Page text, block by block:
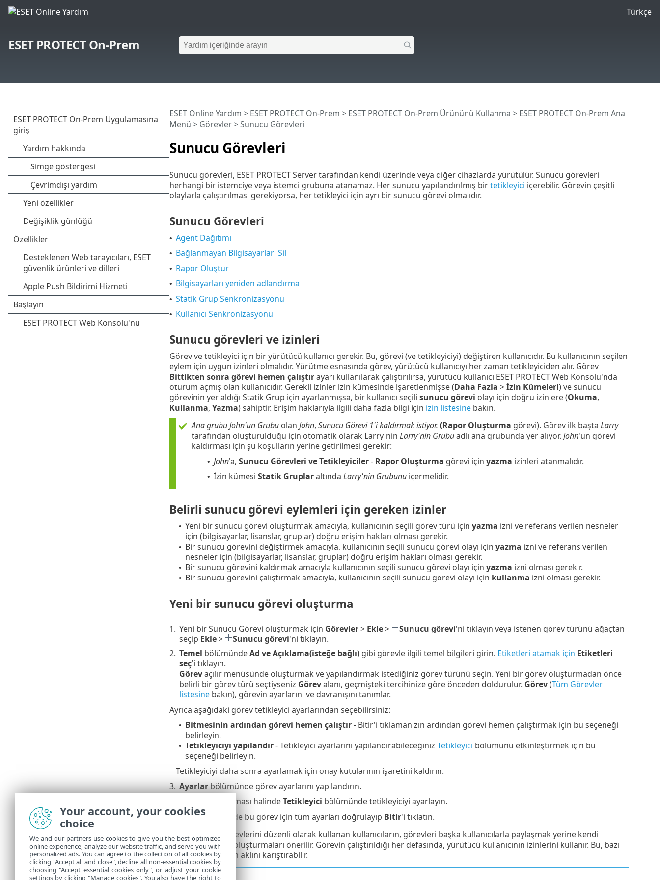
Türkçe
ESET PROTECT On-Prem
Sunucu Görevleri
ESET Online Yardım > ESET PROTECT On-Prem > ESET PROTECT On-Prem Ürününü Kullanma > ESET PROTECT On-Prem Ana
Menü > Görevler> Sunucu Görevleri
Sunucu görevleri, ESET PROTECT Server tarafından kendi üzerinde veya diğer cihazlarda yürütülür. Sunucu görevleri
herhangi bir istemciye veya istemci grubuna atanamaz. Her sunucu yapılandırılmış birtetikleyici içerebilir. Görevin çeşitli
olaylarla çalıştırılması gerekiyorsa, her tetikleyici için ayrı bir sunucu görevi olmalıdır.
Sunucu Görevleri
• Agent Dağıtımı
• Bağlanmayan Bilgisayarları Sil
• Rapor Oluştur
• Bilgisayarları yeniden adlandırma
• Statik Grup Senkronizasyonu
• Kullanıcı Senkronizasyonu
Sunucu görevleri ve izinleri
Görev ve tetikleyici için bir yürütücü kullanıcı gerekir. Bu, görevi (ve tetikleyiciyi) değiştiren kullanıcıdır. Bu kullanıcının seçilen
eylem için uygun izinleri olmalıdır. Yürütme esnasında görev, yürütücü kullanıcıyı her zaman tetikleyiciden alır. Görev
Bittikten sonra görevi hemen çalıştırayarı kullanılarak çalıştırılırsa, yürütücü kullanıcı ESET PROTECT Web Konsolu'nda
oturum açmış olan kullanıcıdır. Gerekli izinler izin kümesinde işaretlenmişse (Daha Fazla >İzin Kümeleri) ve sunucu
görevinin yer aldığı Statik Grup için ayarlanmışsa, bir kullanıcı seçili sunucu görevi olayı için doğru izinlere (Okuma,
Kullanma, Yazma) sahiptir. Erişim haklarıyla ilgili daha fazla bilgi için izin listesinebakın.
Ana grubu John'un Grubuolan John, Sunucu Görevi 1'i kaldırmak istiyor. (Rapor Oluşturma görevi). Görev ilk başta Larry
tarafından oluşturulduğu için otomatik olarak Larry'nin Larry'nin Grubuadlı ana grubunda yer alıyor. John'un görevi
kaldırması için şu koşulların yerine getirilmesi gerekir:
• John'a, Sunucu Görevleri ve Tetikleyiciler- Rapor Oluşturma görevi için yazma izinleri atanmalıdır.
• İzin kümesi Statik Gruplaraltında Larry'nin Grubunuiçermelidir.
Belirli sunucu görevi eylemleri için gereken izinler
• Yeni bir sunucu görevi oluşturmak amacıyla, kullanıcının seçili görev türü için yazma izni ve referans verilen nesneler
için (bilgisayarlar, lisanslar, gruplar) doğru erişim hakları olması gerekir.
• Bir sunucu görevini değiştirmek amacıyla, kullanıcının seçili sunucu görevi olayı için yazma izni ve referans verilen
nesneler için (bilgisayarlar, lisanslar, gruplar) doğru erişim hakları olması gerekir.
• Bir sunucu görevini kaldırmak amacıyla kullanıcının seçili sunucu görevi olayı için yazma izni olması gerekir.
• Bir sunucu görevini çalıştırmak amacıyla, kullanıcının seçili sunucu görevi olayı için kullanma izni olması gerekir.
Yeni bir sunucu görevi oluşturma
1. Yeni bir Sunucu Görevi oluşturmak için Görevler> Ekle> Sunucu görevi'ni tıklayın veya istenen görev türünü ağaçtan
seçip Ekle> Sunucu görevi'ni tıklayın.
2. Temel bölümündeAd ve Açıklama(isteğe bağlı)gibi görevle ilgili temel bilgileri girin. Etiketleri atamak için Etiketleri
seç'i tıklayın.
Görevaçılır menüsünde oluşturmak ve yapılandırmak istediğiniz görev türünü seçin. Yeni bir görev oluşturmadan önce
belirli bir görev türü seçtiyseniz Görevalanı, geçmişteki tercihinize göre önceden doldurulur. Görev(Tüm Görevler
listesinebakın), görevin ayarlarını ve davranışını tanımlar.
Ayrıca aşağıdaki görev tetikleyici ayarlarından seçebilirsiniz:
• Bitmesinin ardından görevi hemen çalıştır- Bitir'i tıklamanızın ardından görevi hemen çalıştırmak için bu seçeneği
belirleyin.
• Tetikleyiciyi yapılandır- Tetikleyici ayarlarını yapılandırabileceğiniz Tetikleyici bölümünü etkinleştirmek için bu
seçeneği belirleyin.
Tetikleyiciyi daha sonra ayarlamak için onay kutularının işaretini kaldırın.
3. Ayarlarbölümünde görev ayarlarını yapılandırın.
Kullanılabilir olması halindeTetikleyici bölümünde tetikleyiciyi ayarlayın.
5. Özetbölümünde bu görev için tüm ayarları doğrulayıp Bitir'i tıklatın.
Sunucu görevlerini düzenli olarak kullanan kullanıcıların, görevleri başka kullanıcılarla paylaşmak yerine kendi
görevlerini oluşturmaları önerilir. Görevin çalıştırıldığı her defasında, yürütücü kullanıcının izinlerini kullanır. Bu, bazı
kullanıcıların aklını karıştırabilir.
Your account, your cookies
choice
We and our partners use cookies to give you the best optimized
online experience, analyze our website traffic, and serve you with
personalized ads. You can agree to the collection of all cookies by
clicking "Accept all and close", decline all non-essential cookies by
choosing "Accept essential cookies only", or adjust your cookie
settings by clicking "Manage cookies". You also have the right to